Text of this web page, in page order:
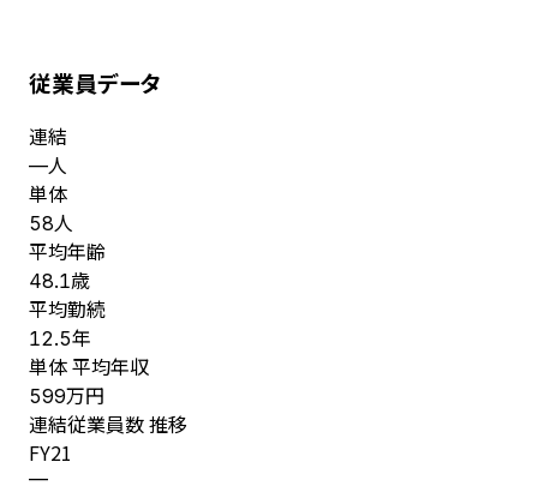
従業員データ
連結
—人
単体
58人
平均年齢
48.1歳
平均勤続
12.5年
単体 平均年収
599万円
連結従業員数 推移
FY21
—